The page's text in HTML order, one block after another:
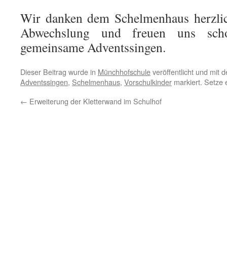
Wir danken dem Schelmenhaus
Abwechslung und freuen uns
gemeinsame Adventssingen.
Dieser Beitrag wurde in Münchhofschuleveröffentlicht und mit
Adventssingen, Schelmenhaus, Vorschulkinder markiert. Setze
← Erweiterung der Kletterwand im Schulhof